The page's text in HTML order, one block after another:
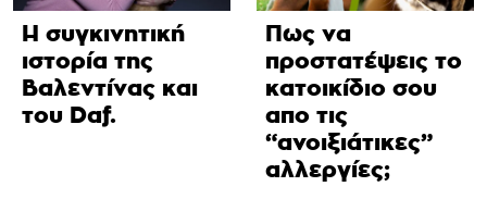
Η συγκινητική
ιστορία της
Βαλεντίνας και
του Daf.
Πως να
προστατέψεις το
κατοικίδιο σου
απο τις
“ανοιξιάτικες”
αλλεργίες;